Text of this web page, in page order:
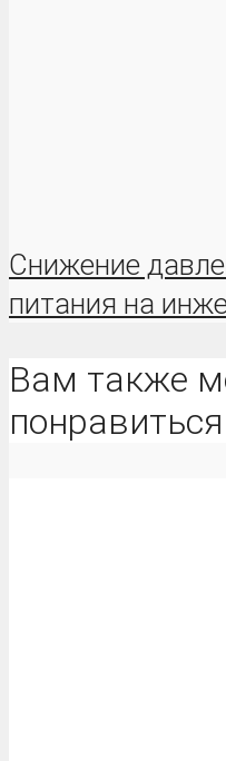
Снижение
питания на
Вам также
понравиться